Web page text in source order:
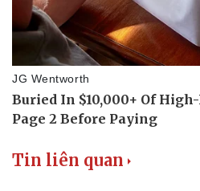
Tin liên quan